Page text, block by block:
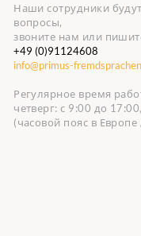
Наши сотрудники
вопросы,
звоните нам или
+49 (0)91124608
info@primus-
Регулярное время
четверг: с 9:00 до
(часовой пояс в